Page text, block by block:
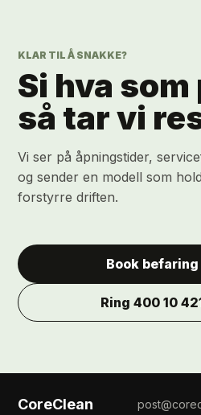
KLAR TIL Å SNAKKE?
Si hva
så tar vi
Vi ser på åpningstider,
og sender en modell som
forstyrre driften.
Book befaring
Ring 400 10
CoreClean